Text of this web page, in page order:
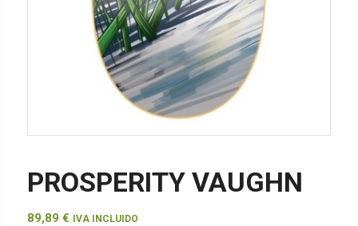
PROSPERITY VAUGHN
89,89 € IVA INCLUIDO